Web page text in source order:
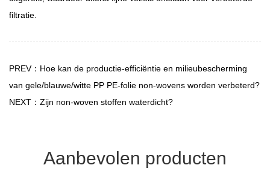
filtratie.
PREV：Hoe kan de productie-efficiëntie en milieubescherming
van gele/blauwe/witte PP PE-folie non-wovens worden verbeterd?
NEXT：Zijn non-woven stoffen waterdicht?
Aanbevolen producten